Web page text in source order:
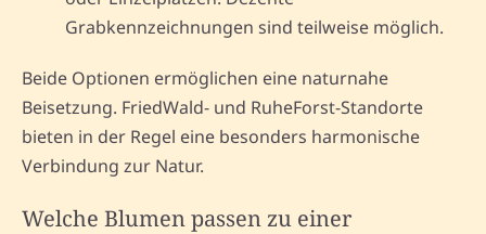
Grabkennzeichnungen sind teilweise möglich.
Beide Optionen ermöglichen eine naturnahe
Beisetzung. FriedWald- und RuheForst-Standorte
bieten in der Regel eine besonders harmonische
Verbindung zur Natur.
Welche Blumen passen zu einer